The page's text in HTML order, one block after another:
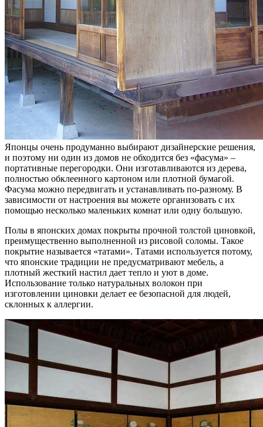
Японцы очень продуманно выбирают дизайнерские решения,
и поэтому ни один из домов не обходится без «фасума» –
портативные перегородки. Они изготавливаются из дерева,
полностью обклеенного картоном или плотной бумагой.
Фасума можно передвигать и устанавливать по-разному. В
зависимости от настроения вы можете организовать с их
помощью несколько маленьких комнат или одну большую.
Полы в японских домах покрыты прочной толстой циновкой,
преимущественно выполненной из рисовой соломы. Такое
покрытие называется «татами». Татами используется потому,
что японские традиции не предусматривают мебель, а
плотный жесткий настил дает тепло и уют в доме.
Использование только натуральных волокон при
изготовлении циновки делает ее безопасной для людей,
склонных к аллергии.